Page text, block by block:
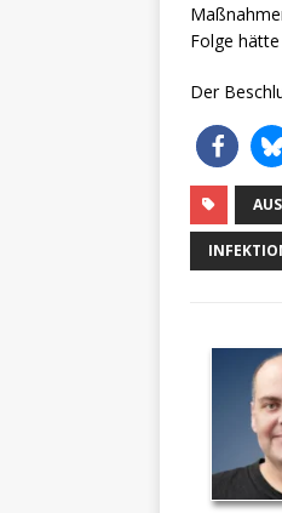
Folge
Der